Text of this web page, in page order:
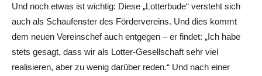
Und noch etwas ist wichtig: Diese „Lotterbude“ versteht sich
auch als Schaufenster des Fördervereins. Und dies kommt
dem neuen Vereinschef auch entgegen – er findet: „Ich habe
stets gesagt, dass wir als Lotter-Gesellschaft sehr viel
realisieren, aber zu wenig darüber reden.“ Und nach einer